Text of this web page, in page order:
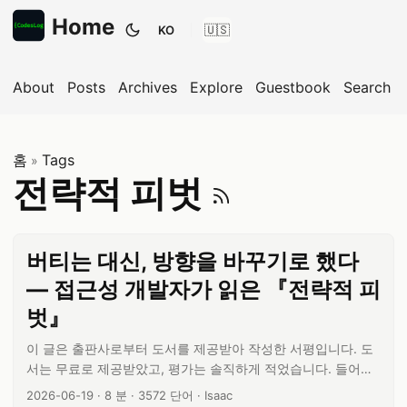
Home
테마 전환
KO
About Posts Archives Explore Guestbook Search
홈 » Tags
전략적 피벗
버티는 대신, 방향을 바꾸기로 했다
— 접근성 개발자가 읽은 『전략적 피
벗』
이 글은 출판사로부터 도서를 제공받아 작성한 서평입니다. 도
서는 무료로 제공받았고, 평가는 솔직하게 적었습니다. 들어가
며: 서평단에 당첨됐습니다 솔직히 고백하면, 저는 경영서보다
글 작성일:
2026-06-19 · 글 읽기 시간:
8 분 · 글 단어 수:
3572 단어 · 글쓴이:
Isaac